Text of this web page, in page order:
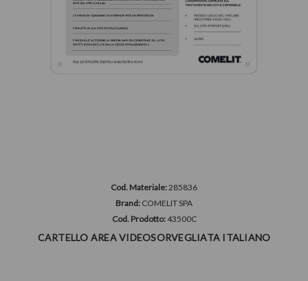
Cod. Materiale:285836
Brand: COMELIT SPA
Cod. Prodotto:43500C
CARTELLO AREA VIDEOSORVEGLIATA ITALIANO